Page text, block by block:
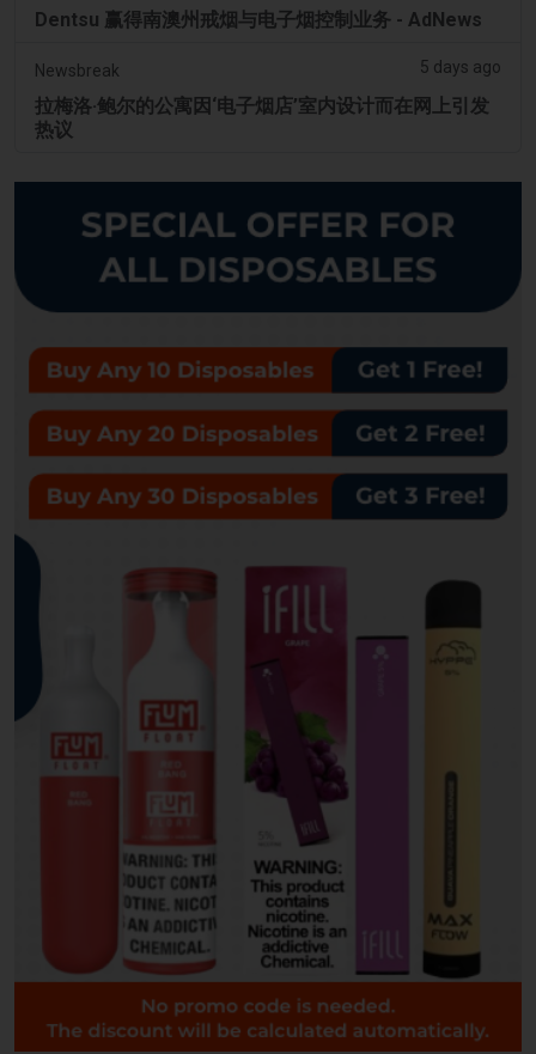
Dentsu 赢得南澳州戒烟与电子烟控制业务 - AdNews
Newsbreak 5 days ago
拉梅洛·鲍尔的公寓因‘电子烟店’室内设计而在网上引发
热议